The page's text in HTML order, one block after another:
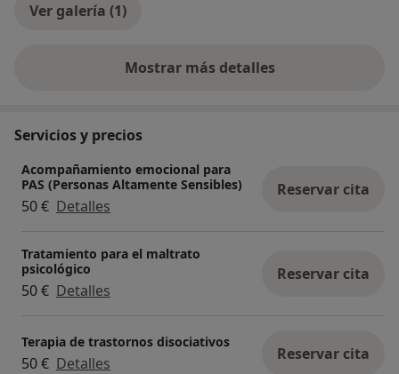
Ver galería (1)
Mostrar más detalles
sobre la experiencia
Servicios y precios
Acompañamiento emocional para
PAS (Personas Altamente Sensibles)
50 € Detalles
Reservar cita
Tratamiento para el maltrato
psicológico
50 € Detalles
Reservar cita
Terapia de trastornos disociativos
50 € Detalles Reservar cita